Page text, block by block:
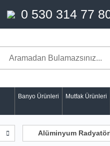
0 530 314 77
Banyo Ürünleri Mutfak Ürünleri
Alüminyum